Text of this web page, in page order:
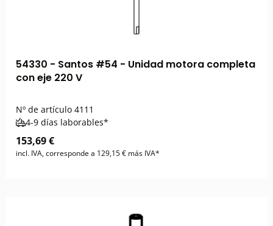
54330 - Santos #54 - Unidad motora completa
con eje 220 V
Nº de artículo 4111
4-9 días laborables*
153,69 €
incl. IVA, corresponde a 129,15 € más IVA*